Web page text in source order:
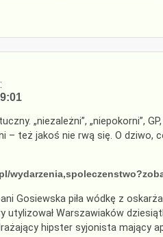
„niezależni”, „niepokorni”,
– też jakoś nie rwą się. O dziwo,
Gosiewska piła wódkę z
utylizował Warszawiaków
hipster syjonista mający